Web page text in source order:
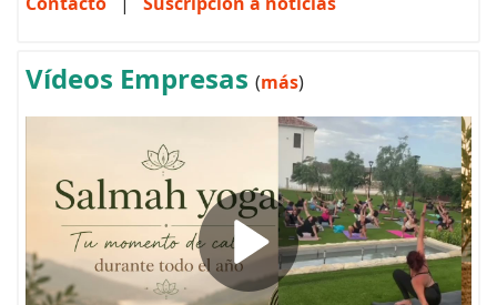
Vídeos Empresas (más)